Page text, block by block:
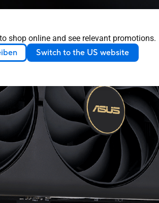
shop online and see relevant promotions.
Switch to the US website